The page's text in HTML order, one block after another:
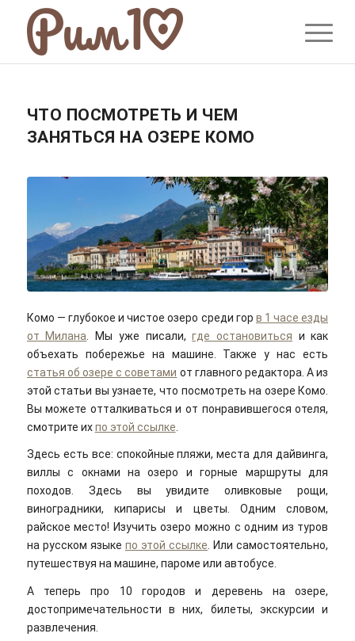
ЧТО ПОСМОТРЕТЬ И ЧЕМ
ЗАНЯТЬСЯ НА ОЗЕРЕ КОМО
Комо — глубокое и чистое озеро среди гор в 1 часе езды
от Милана . Мы уже писали,где остановиться и как
объехать побережье на машине. Также у нас есть
статья об озере с советами от главного редактора. А из
этой статьи вы узнаете, что посмотреть на озере Комо.
Вы можете отталкиваться и от понравившегося отеля,
смотрите ихпо этой ссылке
Здесь есть все: спокойные пляжи, места для дайвинга,
виллы с окнами на озеро и горные маршруты для
походов. Здесь вы увидите оливковые рощи,
виноградники, кипарисы и цветы. Одним словом,
райское место! Изучить озеро можно с одним из туров
на русском языке по этой ссылке. Или самостоятельно,
путешествуя на машине, пароме или автобусе.
А теперь про 10 городов и деревень на озере,
достопримечательности в них, билеты, экскурсии и
развлечения.